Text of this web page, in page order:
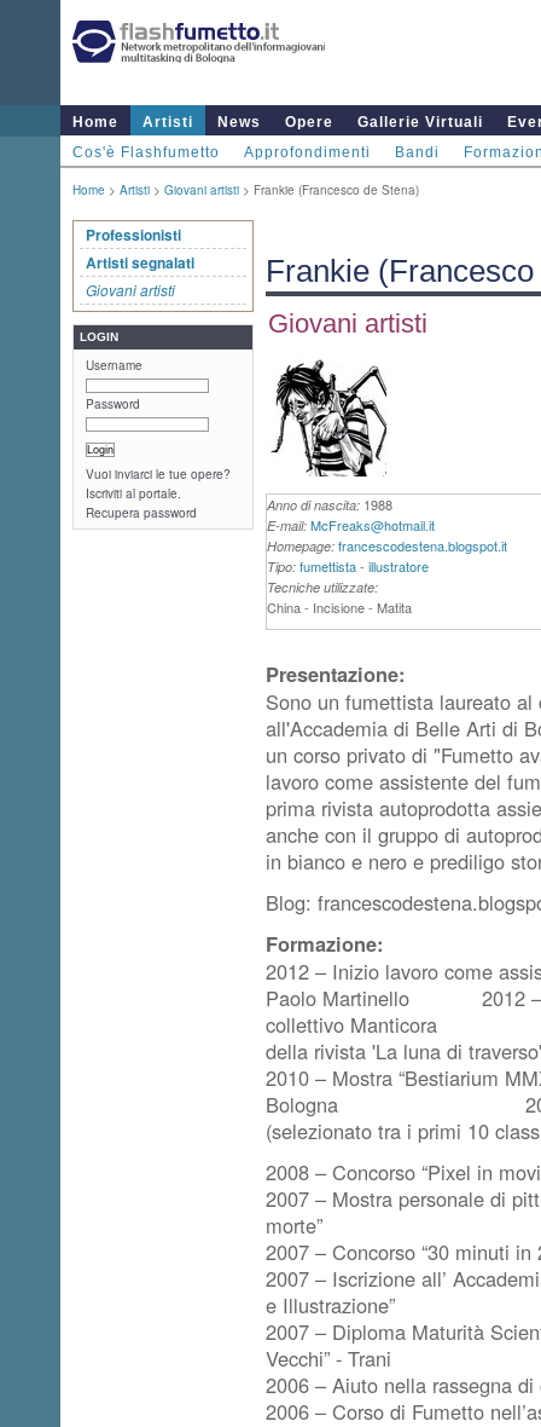
Home Artisti News Opere Gallerie Virtuali
Cos'è Flashfumetto
Approfondimenti Bandi
Home > Artisti > Giovani artisti > Frankie (Francesco de Stena)
Professionisti
Artisti segnalati
Giovani artisti
LOGIN
Username
Password
Vuoi inviarci le tue opere?
Iscriviti al portale.
Recupera password
Frankie
Giovani artisti
Anno di nascita: 1988
E-mail: McFreaks@hotmail.it
Homepage: francescodestena.blogspot.it
Tipo: fumettista- illustratore
Tecniche utilizzate:
China - Incisione - Matita
Presentazione:
Sono un fumettista laureato
all'Accademia di Belle Arti di
un corso privato di "Fumetto
lavoro come assistente del
prima rivista autoprodotta
anche con il gruppo di
in bianco e nero e prediligo
Blog:
Formazione:
2012 – Inizio lavoro come
Paolo Martinello 2012 –
collettivo
della rivista
2010 – Mostra “Bestiarium
Bologna 2009 –
(selezionato tra i primi 10
2008 – Concorso “Pixel in
2007 – Mostra personale di
morte”
2007 – Concorso “30 minuti in
2007 – Iscrizione all’
e Illustrazione”
2007 – Diploma Maturità
Vecchi” - Trani
2006 – Aiuto nella rassegna di
2006 – Corso di Fumetto